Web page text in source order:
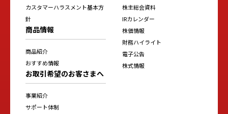
カスタマーハラスメント基本方
針
商品情報
商品紹介
おすすめ情報
お取引希望のお客さまへ
事業紹介
サポート体制
株主総会資料
IRカレンダー
株価情報
財務ハイライト
電子公告
株式情報